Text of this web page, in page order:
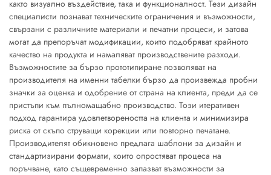
както визуално въздействие, така и функционалност. Тези дизайн
специалисти познават техническите ограничения и възможности,
свързани с различните материали и печатни процеси, и затова
могат да препоръчат модификации, които подобряват крайното
качество на продукта и намаляват производствените разходи.
Възможностите за бързо прототипиране позволяват на
производителя на именни табелки бързо да произвежда пробни
значки за оценка и одобрение от страна на клиента, преди да се
пристъпи към пълномащабно производство. Този итеративен
подход гарантира удовлетвореността на клиента и минимизира
риска от скъпо струващи корекции или повторно печатане.
Производителят обикновено предлага шаблони за дизайн и
стандартизирани формати, които опростяват процеса на
поръчване, като същевременно запазват възможности за